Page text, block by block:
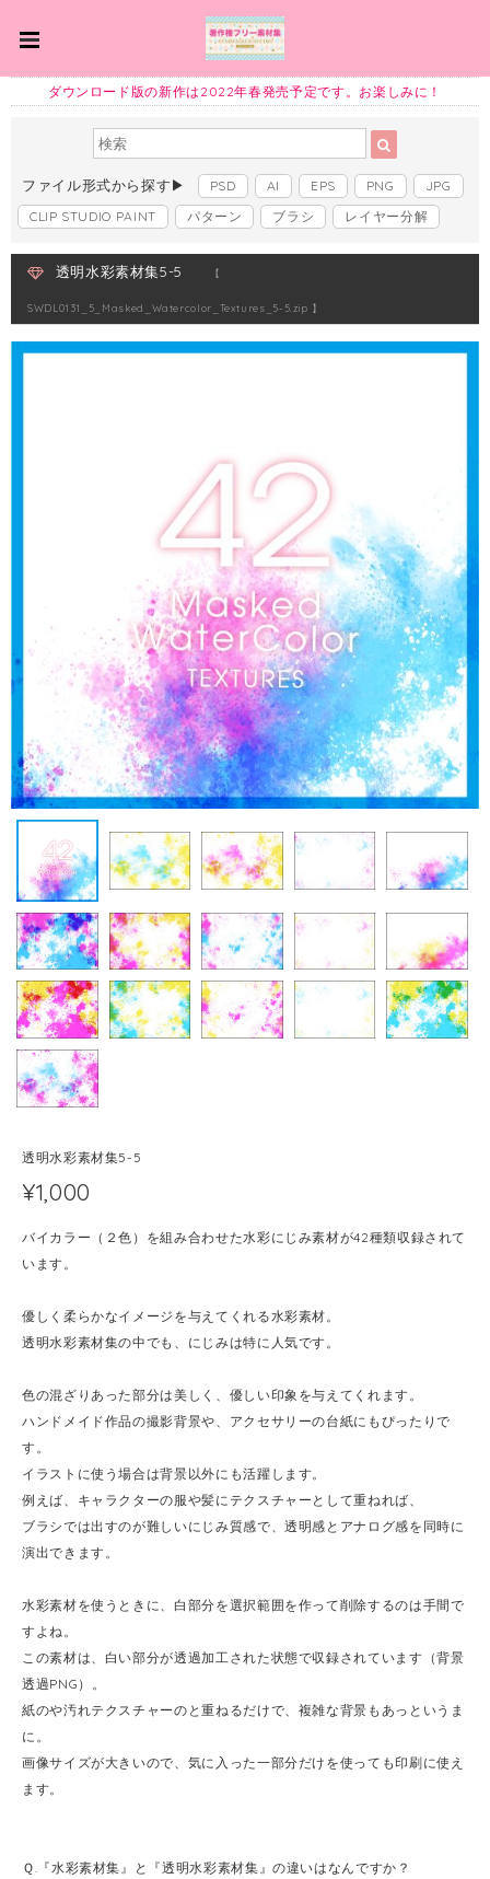
ダウンロード版の新作は2022年春発売予定です。お楽しみに！
ファイル形式から探す▶ PSD AI EPS PNG
JPG
CLIP STUDIO PAINT
パターン ブラシ レイヤー分解
透明水彩素材集5-5 【
SWDL0131_5_Masked_Watercolor_Textures_5-5.zip 】
透明水彩素材集5-5
¥1,000
バイカラー（２色）を組み合わせた水彩にじみ素材が42種類収録されて
います。
優しく柔らかなイメージを与えてくれる水彩素材。
透明水彩素材集の中でも、にじみは特に人気です。
色の混ざりあった部分は美しく、優しい印象を与えてくれます。
ハンドメイド作品の撮影背景や、アクセサリーの台紙にもぴったりで
す。
イラストに使う場合は背景以外にも活躍します。
例えば、キャラクターの服や髪にテクスチャーとして重ねれば、
ブラシでは出すのが難しいにじみ質感で、透明感とアナログ感を同時に
演出できます。
水彩素材を使うときに、白部分を選択範囲を作って削除するのは手間で
すよね。
この素材は、白い部分が透過加工された状態で収録されています（背景
透過PNG）。
紙のや汚れテクスチャーのと重ねるだけで、複雑な背景もあっというま
に。
画像サイズが大きいので、気に入った一部分だけを使っても印刷に使え
ます。
Ｑ.『水彩素材集』と『透明水彩素材集』の違いはなんですか？